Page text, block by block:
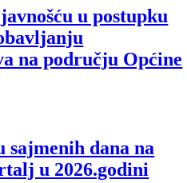
u postupku
na području Općine
sajmenih dana na
u 2026.godini